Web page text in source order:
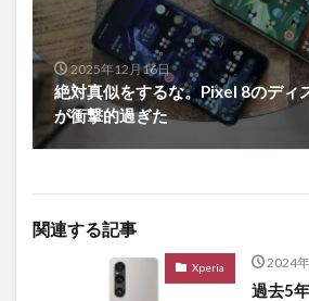
2025年12月16日
絶対真似をするな。Pixel 8のディ
が衝撃的過ぎた
関連する記事
Xperia 2024
過去5